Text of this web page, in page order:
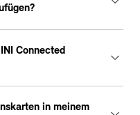
Connected
in meinem